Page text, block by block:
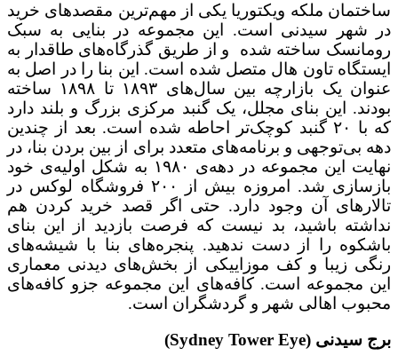
ساختمان ملکه ویکتوریا یکی از مهم‌ترین مقصدهای خرید
در شهر سیدنی است. این مجموعه در بنایی به سبک
رومانسک ساخته شده و از طریق گذرگاه‌های طاقدار به
ایستگاه تاون هال متصل شده است. این بنا را در اصل به
عنوان یک بازارچه بین سال‌های ۱۸۹۳ تا ۱۸۹۸ ساخته
بودند. این بنای مجلل، یک گنبد مرکزی بزرگ و بلند دارد
که با ۲۰ گنبد کوچک‌تر احاطه شده است. بعد از چندین
دهه بی‌توجهی و برنامه‌های متعدد برای از بین بردن بنا، در
نهایت این مجموعه در دهه‌ی ۱۹۸۰ به شکل اولیه‌‌ی خود
بازسازی شد. امروزه بیش از ۲۰۰ فروشگاه لوکس در
تالارهای آن وجود دارد. حتی اگر قصد خرید کردن هم
نداشته باشید، بد نیست که فرصت بازدید از این بنای
باشکوه را از دست ندهید. پنجره‌های بنا با شیشه‌های
رنگی زیبا و کف موزاییکی از بخش‌های دیدنی معماری
این مجموعه است. کافه‌های این مجموعه جزو کافه‌های
محبوب اهالی شهر و گردشگران است.
برج سیدنی (Sydney Tower Eye)